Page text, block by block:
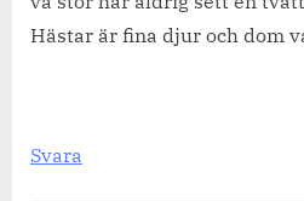
Hästar är fina djur och dom
Svara